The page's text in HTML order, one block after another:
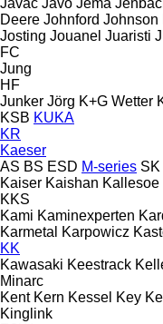
Deere Johnford Johnson
Josting Jouanel Juaristi
FC
Jung
HF
Junker Jörg K+G Wetter
KSB KUKA
KR
Kaeser
AS BS ESD M-series SK
Kaiser Kaishan Kallesoe
KKS
Kami Kaminexperten
Karmetal
Karpowicz
KK
Kawasaki Keestrack
Minarc
Kent Kern Kessel Key
Kinglink